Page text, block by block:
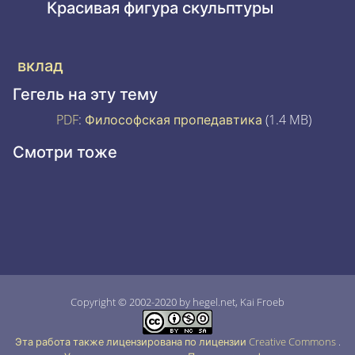
Красивая фигура скульптуры
вклад
Гегель на эту тему
PDF: Философская пропедавтика (1.4 MB)
Смотри тоже
Copyright © 2002-2020 by hegel.net, Kai Froeb
Эта работа также лицензирована по лицензии Creative Commons .